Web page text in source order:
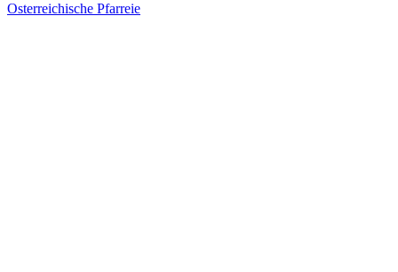
Osterreichische Pfarreie